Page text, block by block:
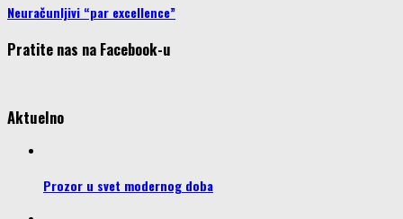
Neuračunljivi “par excellence”
Pratite nas na Facebook-u
Aktuelno
Prozor u svet modernog doba